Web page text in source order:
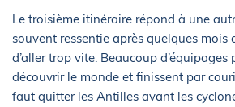
Le troisième itinéraire répond à une
souvent ressentie après quelques mois
d’aller trop vite. Beaucoup
découvrir le monde et finissent par
faut quitter les Antilles avant les